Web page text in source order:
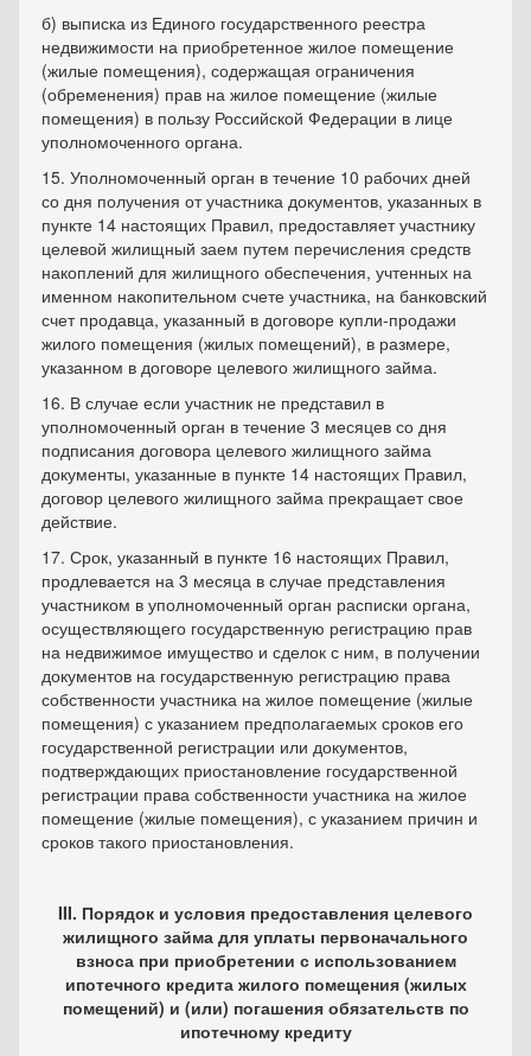
б) выписка из Единого государственного реестра
недвижимости на приобретенное жилое помещение
(жилые помещения), содержащая ограничения
(обременения) прав на жилое помещение (жилые
помещения) в пользу Российской Федерации в лице
уполномоченного органа.
15. Уполномоченный орган в течение 10 рабочих дней
со дня получения от участника документов, указанных в
пункте 14 настоящих Правил, предоставляет участнику
целевой жилищный заем путем перечисления средств
накоплений для жилищного обеспечения, учтенных на
именном накопительном счете участника, на банковский
счет продавца, указанный в договоре купли-продажи
жилого помещения (жилых помещений), в размере,
указанном в договоре целевого жилищного займа.
16. В случае если участник не представил в
уполномоченный орган в течение 3 месяцев со дня
подписания договора целевого жилищного займа
документы, указанные в пункте 14 настоящих Правил,
договор целевого жилищного займа прекращает свое
действие.
17. Срок, указанный в пункте 16 настоящих Правил,
продлевается на 3 месяца в случае представления
участником в уполномоченный орган расписки органа,
осуществляющего государственную регистрацию прав
на недвижимое имущество и сделок с ним, в получении
документов на государственную регистрацию права
собственности участника на жилое помещение (жилые
помещения) с указанием предполагаемых сроков его
государственной регистрации или документов,
подтверждающих приостановление государственной
регистрации права собственности участника на жилое
помещение (жилые помещения), с указанием причин и
сроков такого приостановления.
III. Порядок и условия предоставления целевого
жилищного займа для уплаты первоначального
взноса при приобретении с использованием
ипотечного кредита жилого помещения (жилых
помещений) и (или) погашения обязательств по
ипотечному кредиту